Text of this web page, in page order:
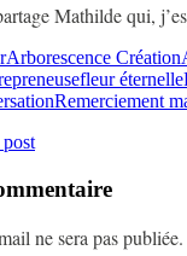
Mathilde qui,
Arborescence Création
fleur éternelle
Remerciement
ne sera pas publiée.